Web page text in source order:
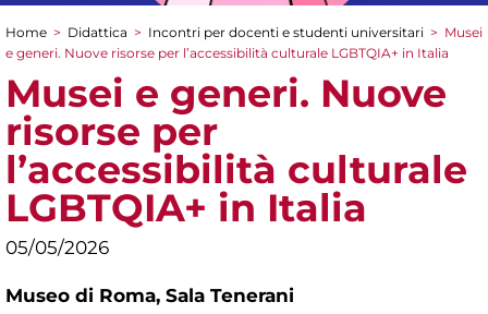
Tu sei qui
Home > Didattica > Incontri per docenti e studenti universitari > Musei
e generi. Nuove risorse per l’accessibilità culturale LGBTQIA+ in Italia
Musei e generi. Nuove
risorse per
l’accessibilità culturale
LGBTQIA+ in Italia
05/05/2026
Museo di Roma, Sala Tenerani